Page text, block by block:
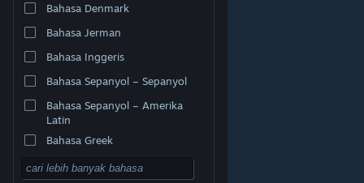
Bahasa Denmark
Bahasa Jerman
Bahasa Inggeris
Bahasa Sepanyol – Sepanyol
Bahasa Sepanyol – Amerika
Latin
Bahasa Greek